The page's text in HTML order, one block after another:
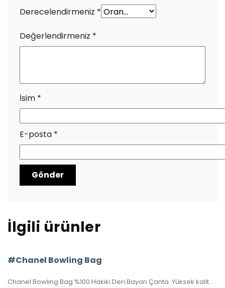
Derecelendirmeniz *
Değerlendirmeniz *
İsim *
E-posta *
İlgili ürünler
#Chanel Bowling Bag
Chanel Bowling Bag %100 Hakiki Deri Bayan Çanta. Yüksek kalite, deriden üretilmiştir. İşçiliği birinci sınıftır. Metal kısımlar yazılı aksesuardır ,seri numaralı, birebir üründür. Ebatı 27×18 cm kutulu, toz torbalı, sertifikalıdır.